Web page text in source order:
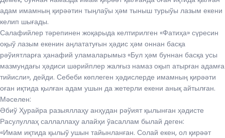
адам имамның қирәәтин тыңлаўы ҳәм тыныш турыўы лазым екени
келип шығады.
Салафийлер тәрепинен жоқарыда келтирилген «Фатиҳа» сүресин
оқыў лазым екенин аңлататуғын ҳәдис ҳәм оннан басқа
рәўиятларға ҳанафий уламаларымыз «Бул ҳәм буннан басқа усы
мазмундағы ҳәдиси шәрийплер жалғыз намаз оқып атырған адамға
тийисли», дейди. Себеби көплеген ҳәдислерде имамның қирәәти
оған иқтида қылған адам ушын да жетерли екени анық айтылған.
Мәселен:
Әбиў Ҳурайра разыяллаҳу анҳудан рәўият қылынған ҳәдисте
Расулуллаҳ саллаллаҳу алайҳи ўасаллам былай деген:
«Имам иқтида қылыў ушын тайынланған. Солай екен, ол қирәәт